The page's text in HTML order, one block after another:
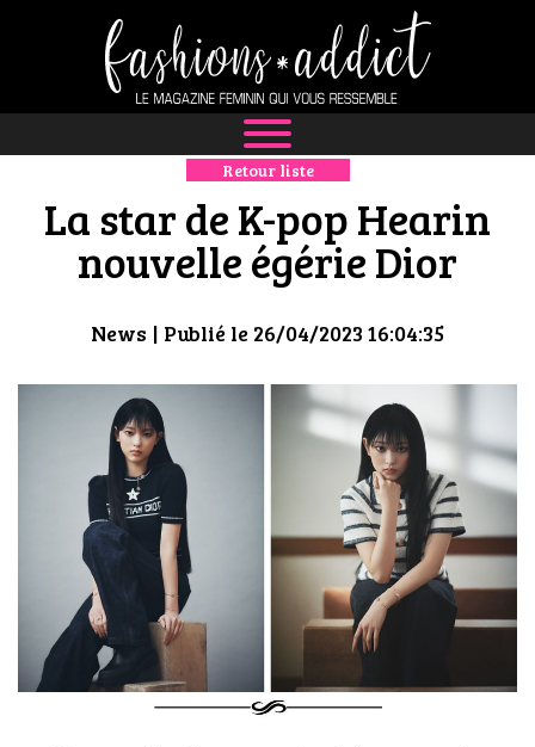
NEWS
MODE
BOUTIQUE
HIGH TECH
MAISON
AUTO
LIEUX TENDANCES
Retour liste
La star de K-pop Hearin
nouvelle égérie Dior
News | Publié le 26/04/2023 16:04:35